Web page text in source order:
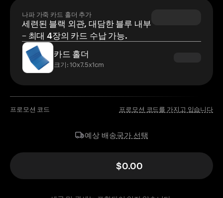
나파 가죽 카드 홀더 추가
세련된 블랙 외관, 대담한 블루 내부
– 최대 4장의 카드 수납 가능.
카드 홀더
크기: 10x7.5x1cm
프로모션 코드 프로모션 코드를 가지고 있습니다
예상 배송국가 선택
$0.00